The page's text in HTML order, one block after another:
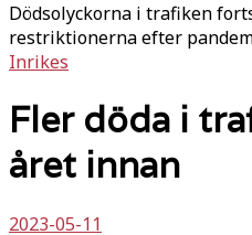
Dödsolyckorna i trafiken
restriktionerna efter
Inrikes
Fler döda i
året innan
2023-05-11